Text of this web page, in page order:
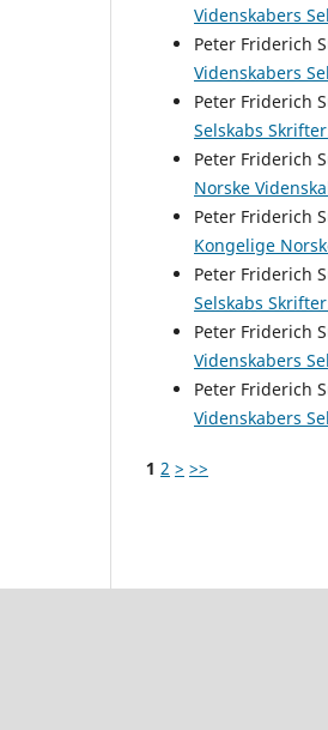
Videnskabers
Peter Friderich
Videnskabers
Peter Friderich
Selskabs
Peter Friderich
Norske
Peter Friderich
Kongelige
Peter Friderich
Selskabs
Peter Friderich
Videnskabers
Peter Friderich
Videnskabers
1 2 > >>